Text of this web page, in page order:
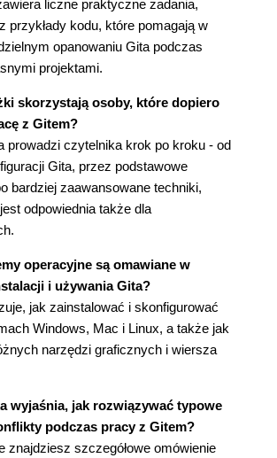
zmian w Visual Studio
zmian - najlepsze praktyki
powinienem zatwierdzać zmiany?
porządek w swojej historii zmian
zmian
tytuł to za mało
lokalizacje i GUI
roboczy
- poczekalnia
poczekalni
Studio
Desktop
lokalne i zdalne
Book - Git w Visual Studio
zmian w GitHub Desktop
liczne praktyczne zadania,
przykłady kodu, które pomagają w
opanowaniu Gita podczas
projektami.
skorzystają osoby, które dopiero
z Gitem?
prowadzi czytelnika krok po kroku - od
Gita, przez podstawowe
bardziej zaawansowane techniki,
odpowiednia także dla
operacyjne są omawiane w
i używania Gita?
jak zainstalować i skonfigurować
Windows, Mac i Linux, a także jak
narzędzi graficznych i wiersza
wyjaśnia, jak rozwiązywać typowe
podczas pracy z Gitem?
znajdziesz szczegółowe omówienie